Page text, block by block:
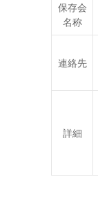
保存会
名称
連絡先
詳細